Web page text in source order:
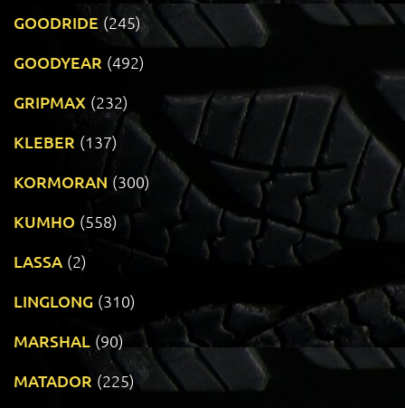
GOODRIDE (245)
GOODYEAR (492)
GRIPMAX (232)
KLEBER (137)
KORMORAN (300)
KUMHO (558)
LASSA (2)
LINGLONG (310)
MARSHAL (90)
MATADOR (225)